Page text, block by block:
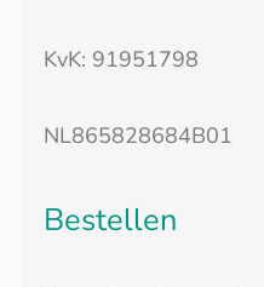
KvK: 91951798
NL865828684B01
Bestellen